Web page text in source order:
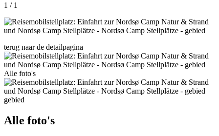
1 / 1
terug naar de detailpagina
Alle foto's
gebied
Alle foto's